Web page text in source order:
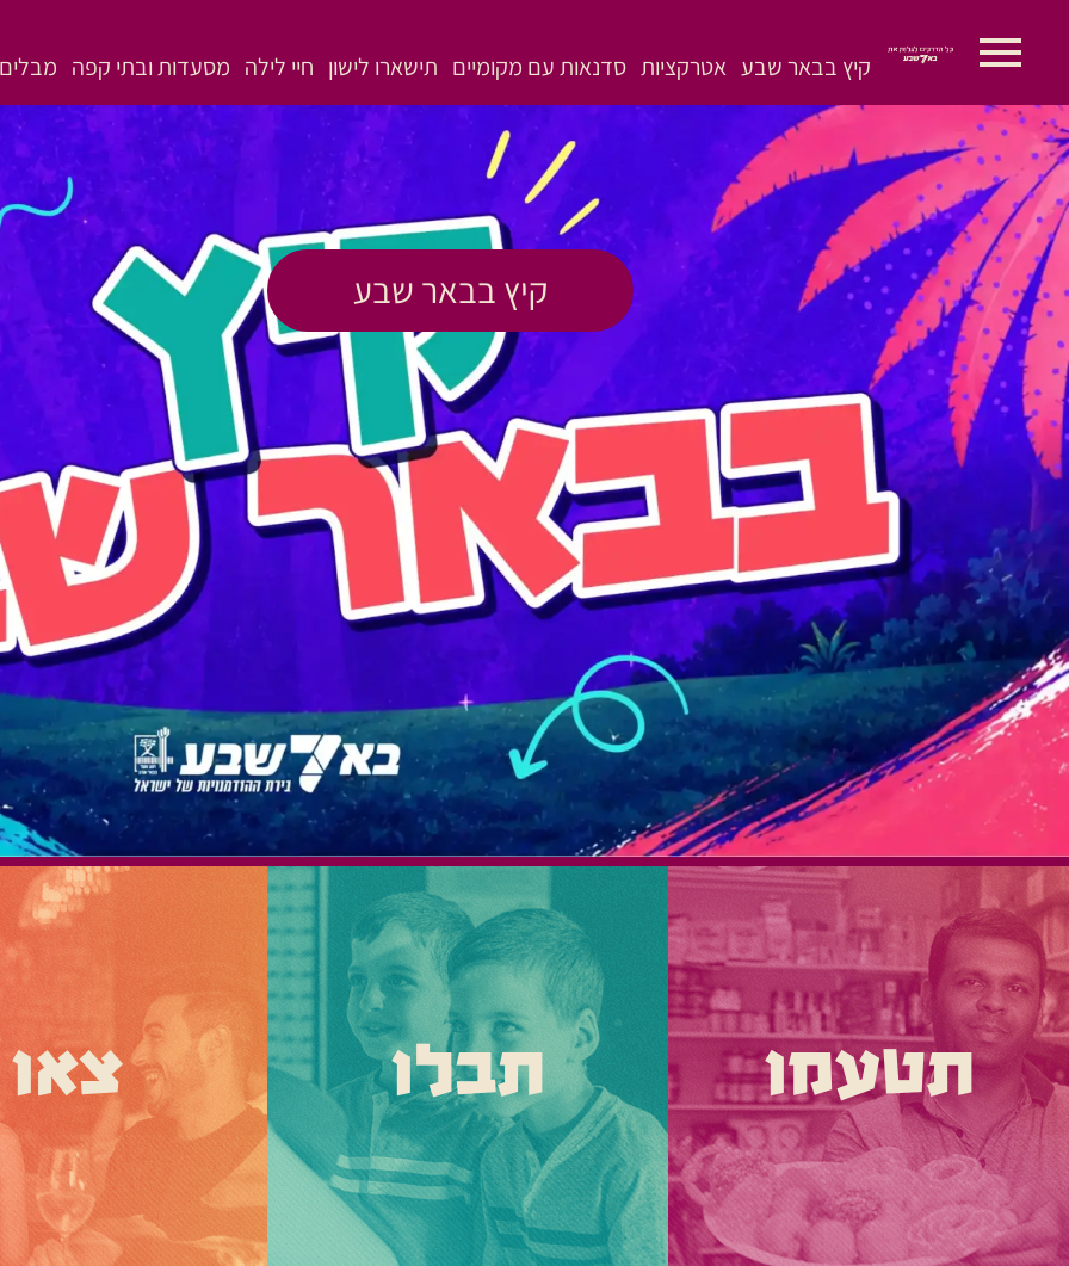
קיץ בבאר שבע אטרקציות סדנאות עם מקומיים תישארו לישון חיי לילה מסעדות ובתי קפה
קיץ בבאר שבע
תטעמו
הסצנה הקולינרית של באר שבע מושכת
מבקרים רבים. תוכלו למצוא בה מוסדות
קולינריים בני 60 שנה, אוכל רחוב, מסעדות
עם מטעמים אותנטיים לצד מטבחי פיוז’ן
תבלו
באר שבע שופעת באטרקציות ואפשרויות
בילוי עם הילדים. מוזיאונים
אינטראקטיביים, גן חיות, מוקדי טבע עירוני,
פארקים מושקעים, שוק עירוני ומלא
צאו
יש בבאר שבע סצנה ענפה
לילה. ברים, פאבים
מסיבות, סיורים ליליים
לגלות את הממלכה